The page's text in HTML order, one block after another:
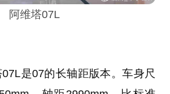
阿维塔07L
是07的长轴距版本。车身尺